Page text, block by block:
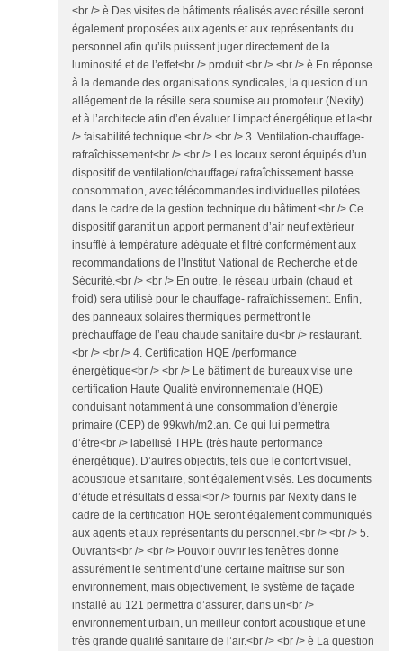
<br /> è Des visites de bâtiments réalisés avec résille seront
également proposées aux agents et aux représentants du
personnel afin qu’ils puissent juger directement de la
luminosité et de l’effet<br /> produit.<br /> <br /> è En réponse
à la demande des organisations syndicales, la question d’un
allégement de la résille sera soumise au promoteur (Nexity)
et à l’architecte afin d’en évaluer l’impact énergétique et la<br
/> faisabilité technique.<br /> <br /> 3. Ventilation-chauffage-
rafraîchissement<br /> <br /> Les locaux seront équipés d’un
dispositif de ventilation/chauffage/ rafraîchissement basse
consommation, avec télécommandes individuelles pilotées
dans le cadre de la gestion technique du bâtiment.<br /> Ce
dispositif garantit un apport permanent d’air neuf extérieur
insufflé à température adéquate et filtré conformément aux
recommandations de l’Institut National de Recherche et de
Sécurité.<br /> <br /> En outre, le réseau urbain (chaud et
froid) sera utilisé pour le chauffage- rafraîchissement. Enfin,
des panneaux solaires thermiques permettront le
préchauffage de l’eau chaude sanitaire du<br /> restaurant.
<br /> <br /> 4. Certification HQE /performance
énergétique<br /> <br /> Le bâtiment de bureaux vise une
certification Haute Qualité environnementale (HQE)
conduisant notamment à une consommation d’énergie
primaire (CEP) de 99kwh/m2.an. Ce qui lui permettra
d’être<br /> labellisé THPE (très haute performance
énergétique). D’autres objectifs, tels que le confort visuel,
acoustique et sanitaire, sont également visés. Les documents
d’étude et résultats d’essai<br /> fournis par Nexity dans le
cadre de la certification HQE seront également communiqués
aux agents et aux représentants du personnel.<br /> <br /> 5.
Ouvrants<br /> <br /> Pouvoir ouvrir les fenêtres donne
assurément le sentiment d’une certaine maîtrise sur son
environnement, mais objectivement, le système de façade
installé au 121 permettra d’assurer, dans un<br />
environnement urbain, un meilleur confort acoustique et une
très grande qualité sanitaire de l’air.<br /> <br /> è La question